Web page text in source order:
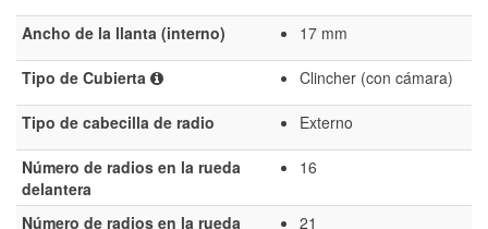
Ancho de la llanta (interno) 17 mm
Tipo de Cubierta Clincher (con cámara)
Tipo de cabecilla de radio Externo
Número de radios en la rueda
delantera
16
Número de radios en la rueda
21